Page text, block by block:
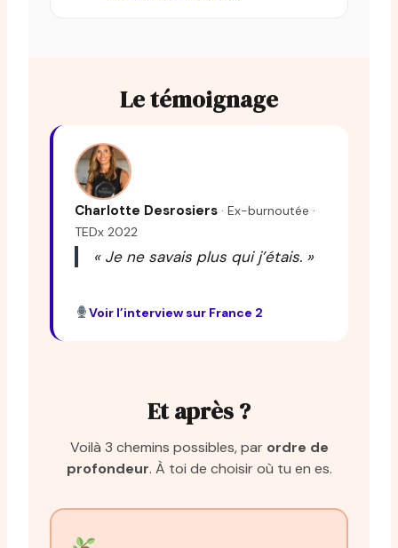
Le témoignage
Charlotte Desrosiers · Ex-burnoutée ·
TEDx 2022
« Je ne savais plus qui j’étais. »
Voir l’interview sur France 2
Et après ?
Voilà 3 chemins possibles, par ordre de
profondeur. À toi de choisir où tu en es.